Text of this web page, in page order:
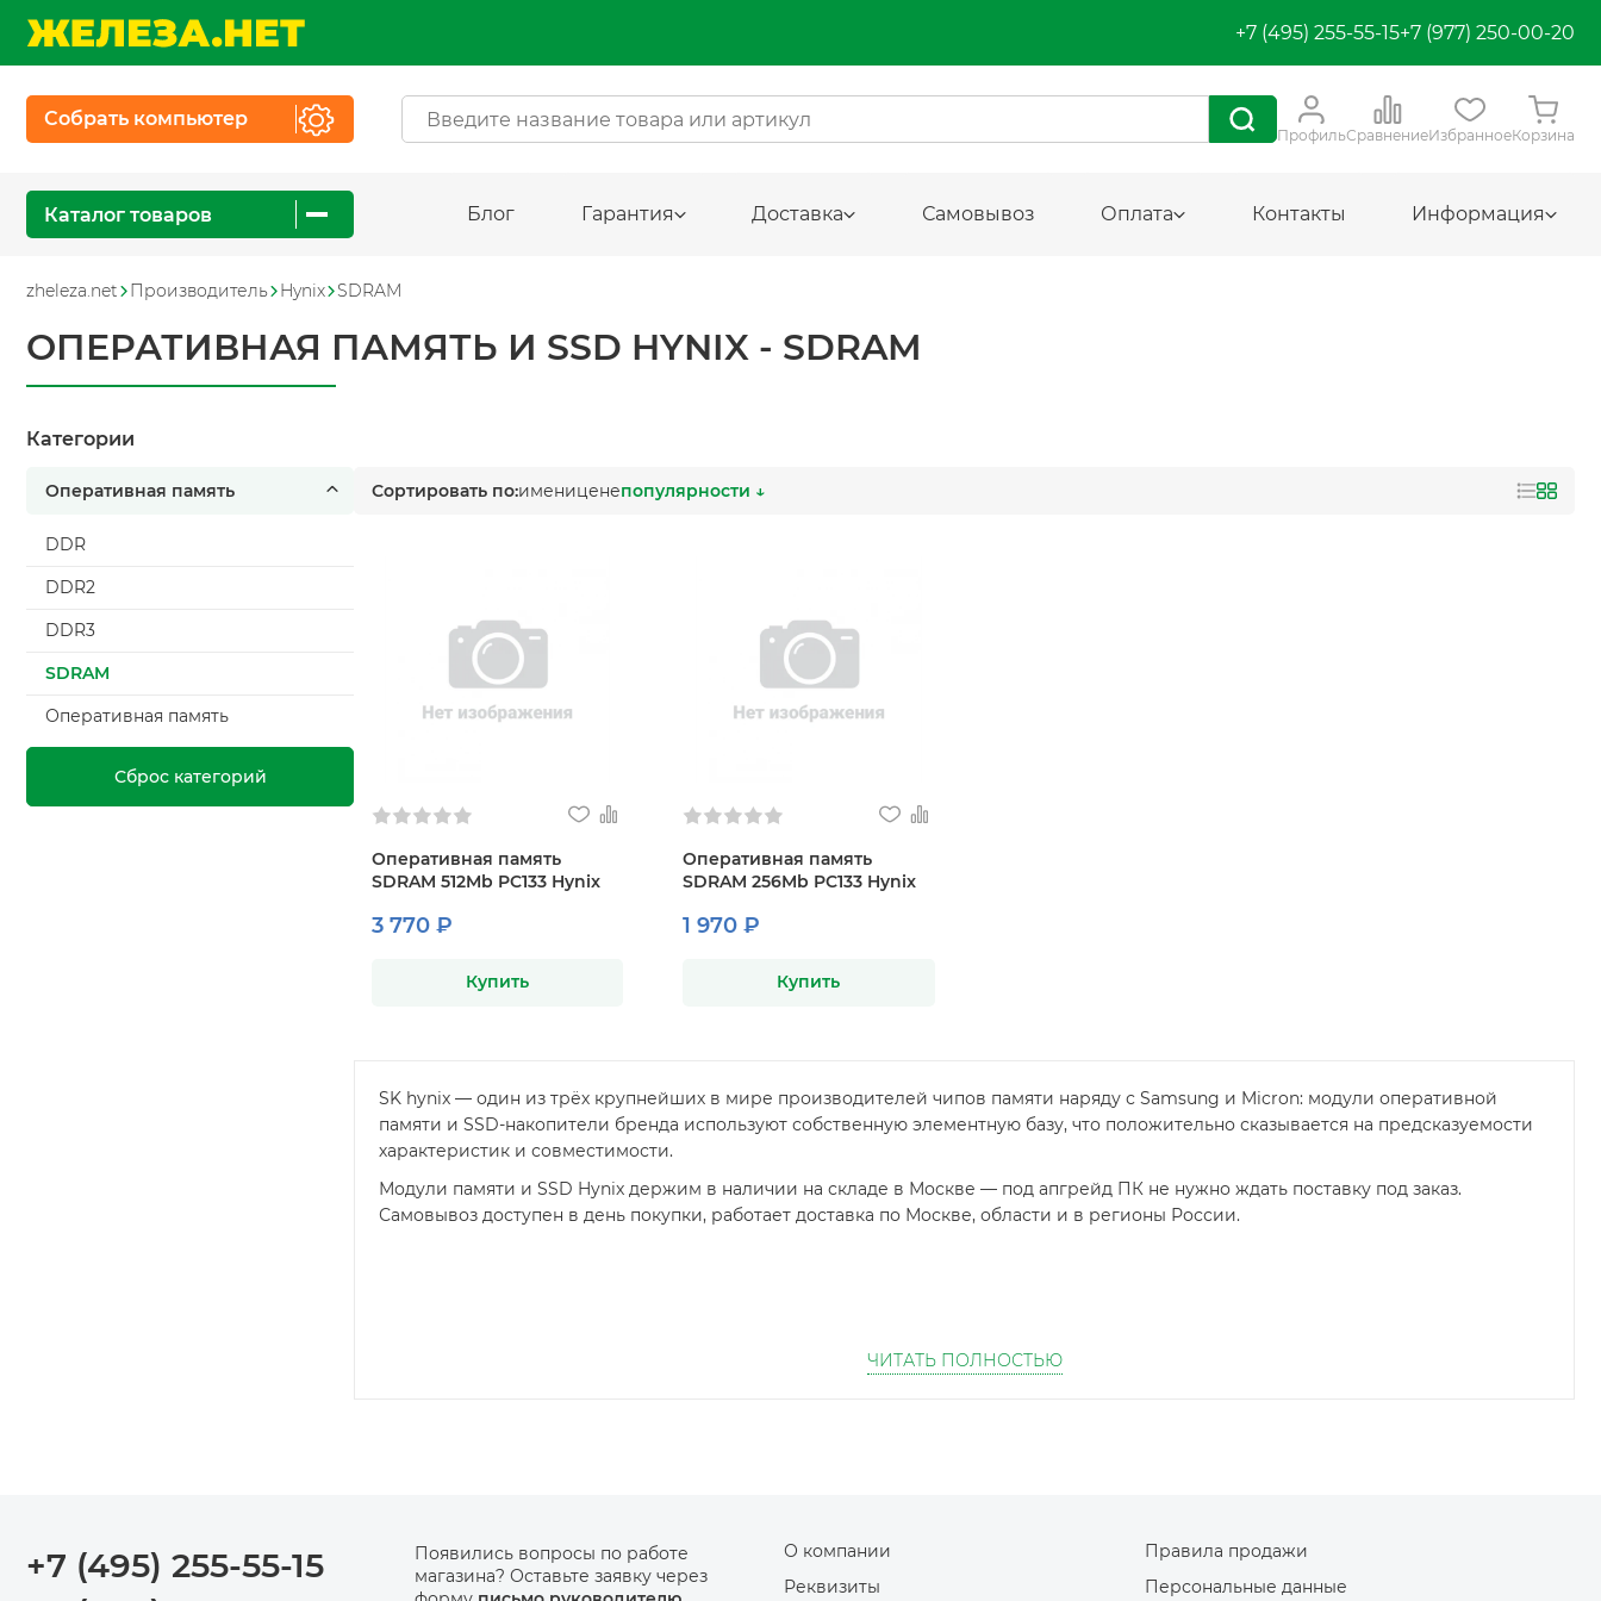
+7 (495) 255-55-15+7 (977) 250-00-20
Собрать компьютер
ПрофильСравнениеИзбранноеКорзина
Каталог товаров Блог Гарантия Доставка Самовывоз Оплата Контакты Информация
zheleza.net Производитель Hynix SDRAM
ОПЕРАТИВНАЯ ПАМЯТЬ И SSD HYNIX - SDRAM
Категории
Оперативная память
DDR
DDR2
DDR3
SDRAM
Оперативная память
Сброс категорий
Сортировать по:имениценепопулярности ↓
Оперативная память
SDRAM 512Mb PC133 Hynix
3 770 ₽
Купить
Оперативная память
SDRAM 256Mb PC133 Hynix
1 970 ₽
Купить
SK hynix — один из трёх крупнейших в мире производителей чипов памяти наряду с Samsung и Micron: модули оперативной
памяти и SSD-накопители бренда используют собственную элементную базу, что положительно сказывается на предсказуемости
характеристик и совместимости.
Модули памяти и SSD Hynix держим в наличии на складе в Москве — под апгрейд ПК не нужно ждать поставку под заказ.
Самовывоз доступен в день покупки, работает доставка по Москве, области и в регионы России.
ЧИТАТЬ ПОЛНОСТЬЮ
+7 (495) 255-55-15
Появились вопросы по работе
магазина? Оставьте заявку через
О компании
Реквизиты
Правила продажи
Персональные данные